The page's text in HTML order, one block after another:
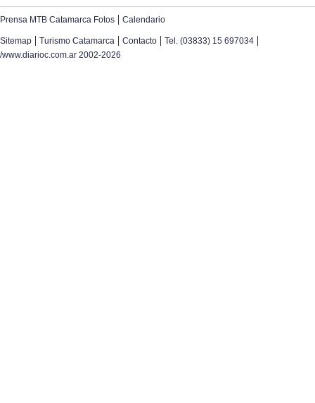
Prensa MTB Catamarca Fotos | Calendario
Sitemap | Turismo Catamarca | Contacto | Tel. (03833) 15 697034 |
/www.diarioc.com.ar 2002-2026